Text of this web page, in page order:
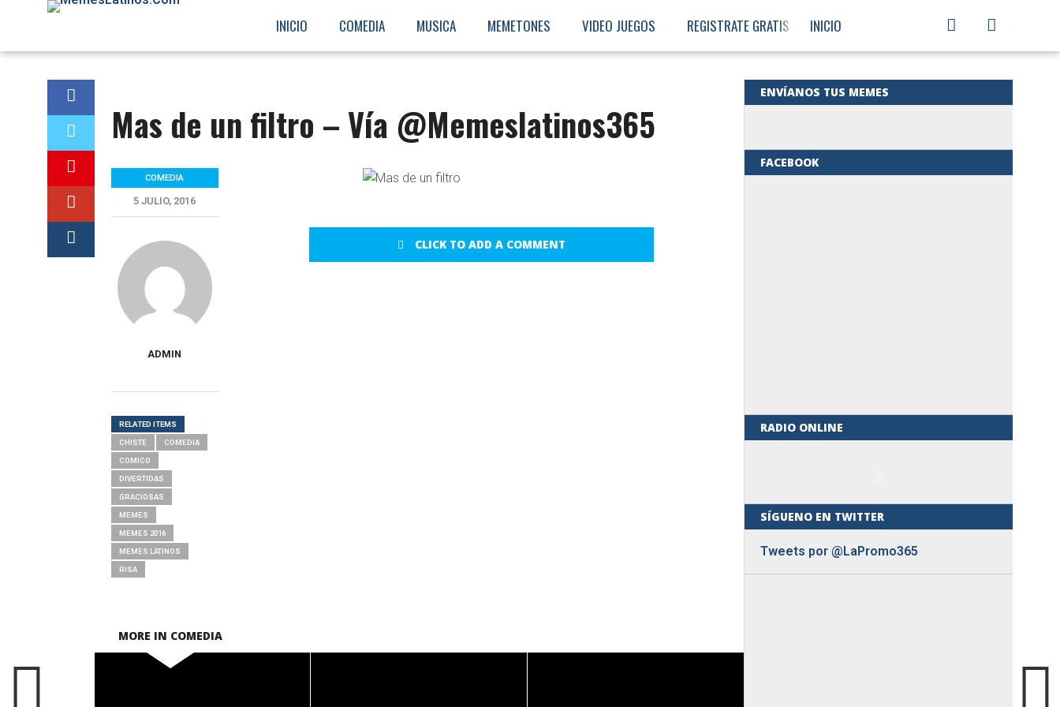
07150a12f228dc5ff3f6f7c8b99e23b1d7ffb9e2
INICIO COMEDIA MUSICA MEMETONES VIDEO JUEGOS REGISTRATE GRATIS CON PAYONEER
INICIO
COMEDIA
MEMETONES
Mas de un filtro – Vía @Memeslatinos365
CLICK TO ADD A COMMENT
COMEDIA
5 JULIO, 2016
ADMIN
RELATED ITEMS
CHISTE COMEDIA
COMICO
DIVERTIDAS
GRACIOSAS
MEMES
MEMES 2016
MEMES LATINOS
RISA
MORE IN COMEDIA
ENVÍANOS TUS MEMES
FACEBOOK
RADIO ONLINE
SÍGUENO EN TWITTER
Tweets por @LaPromo365